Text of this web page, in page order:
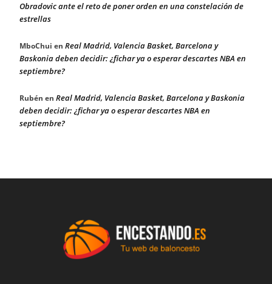
Obradovic ante el reto de poner orden en una constelación de
estrellas
MboChui en Real Madrid, Valencia Basket, Barcelona y
Baskonia deben decidir: ¿fichar ya o esperar descartes NBA en
septiembre?
Rubén en Real Madrid, Valencia Basket, Barcelona y Baskonia
deben decidir: ¿fichar ya o esperar descartes NBA en
septiembre?